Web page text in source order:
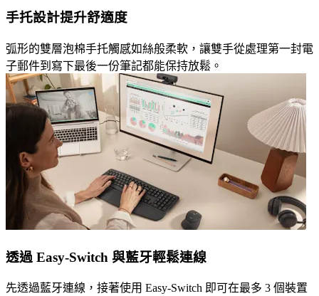
手托設計提升舒適度
弧形的雙層泡棉手托觸感如絲般柔軟，讓雙手從處理第一封電
子郵件到寫下最後一份筆記都能保持放鬆。
透過 Easy-Switch 與藍牙輕鬆連線
先透過藍牙連線，接著使用 Easy-Switch 即可在最多 3 個裝置